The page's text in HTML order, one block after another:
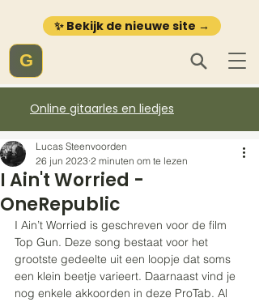
✨ Bekijk de nieuwe site →
G
Online gitaarles en liedjes
I Ain't Worried -
OneRepublic
Lucas Steenvoorden
26 jun 2023 2 minuten om te lezen
I Ain’t Worried is geschreven voor de film
Top Gun. Deze song bestaat voor het
grootste gedeelte uit een loopje dat soms
een klein beetje varieert. Daarnaast vind je
nog enkele akkoorden in deze ProTab. Al